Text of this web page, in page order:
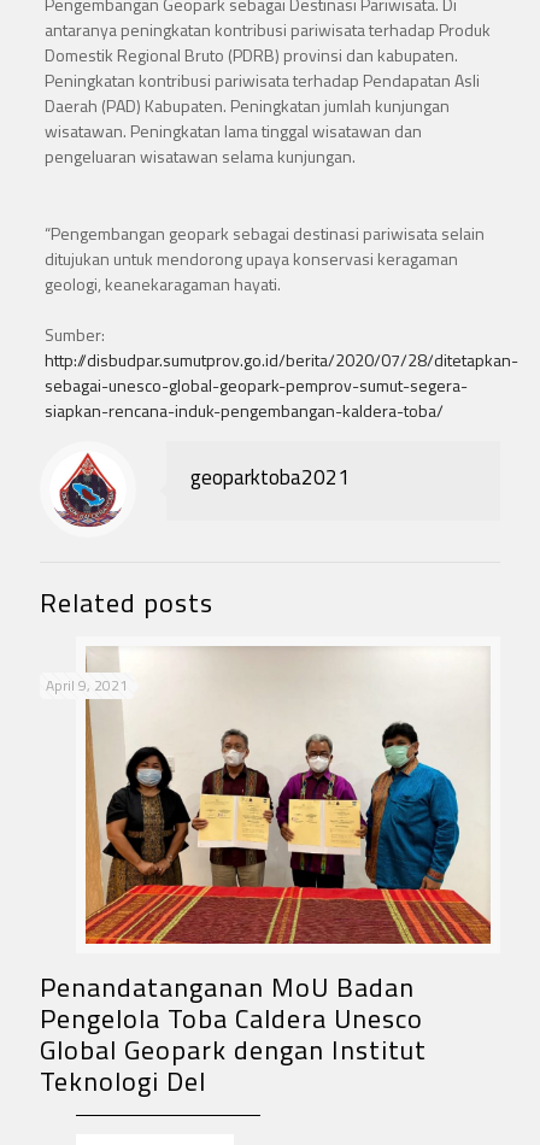
antaranya peningkatan kontribusi pariwisata terhadap Produk
Domestik Regional Bruto (PDRB) provinsi dan kabupaten.
Peningkatan kontribusi pariwisata terhadap Pendapatan Asli
Daerah (PAD) Kabupaten. Peningkatan jumlah kunjungan
wisatawan. Peningkatan lama tinggal wisatawan dan
pengeluaran wisatawan selama kunjungan.
“Pengembangan geopark sebagai destinasi pariwisata selain
ditujukan untuk mendorong upaya konservasi keragaman
geologi, keanekaragaman hayati.
Sumber:
http://disbudpar.sumutprov.go.id/berita/2020/07/28/ditetapkan-
sebagai-unesco-global-geopark-pemprov-sumut-segera-
siapkan-rencana-induk-pengembangan-kaldera-toba/
geoparktoba2021
Related posts
April 9, 2021
Penandatanganan MoU Badan
Pengelola Toba Caldera Unesco
Global Geopark dengan Institut
Teknologi Del